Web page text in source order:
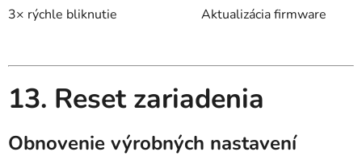
3× rýchle bliknutie
Aktualizácia firmware
13. Reset zariadenia
Obnovenie výrobných nastavení